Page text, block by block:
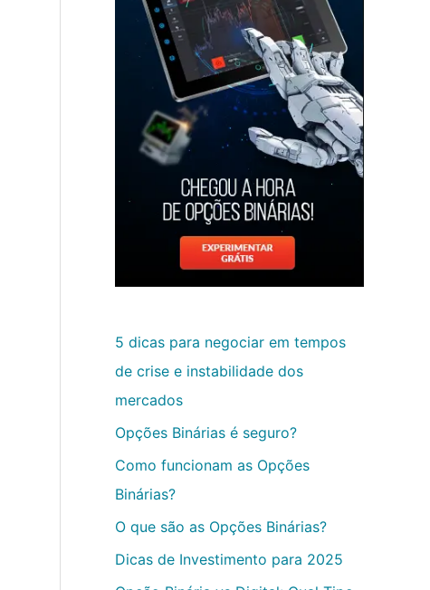
5 dicas para negociar em tempos
de crise e instabilidade dos
mercados
Opções Binárias é seguro?
Como funcionam as Opções
Binárias?
O que são as Opções Binárias?
Dicas de Investimento para 2025